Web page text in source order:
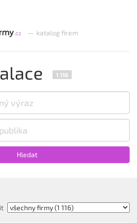
— katalog firem
1 116
Hledat